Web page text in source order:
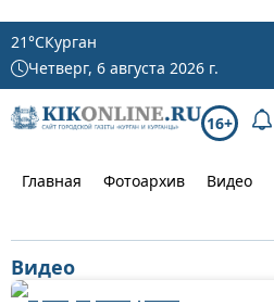
21°CКурган
Четверг, 6 августа 2026 г.
16+
Главная Фотоархив Видео
Видео